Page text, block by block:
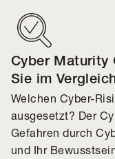
Cyber Maturity
Sie im
Welchen Cyber-
ausgesetzt? Der
Gefahren durch
und Ihr